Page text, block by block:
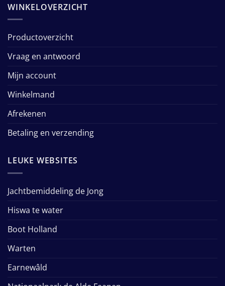
WINKELOVERZICHT
Productoverzicht
Vraag en antwoord
Mijn account
Winkelmand
Afrekenen
Betaling en verzending
LEUKE WEBSITES
Jachtbemiddeling de Jong
Hiswa te water
Boot Holland
Warten
Earnewâld